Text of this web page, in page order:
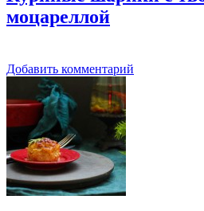
моцареллой
Добавить комментарий